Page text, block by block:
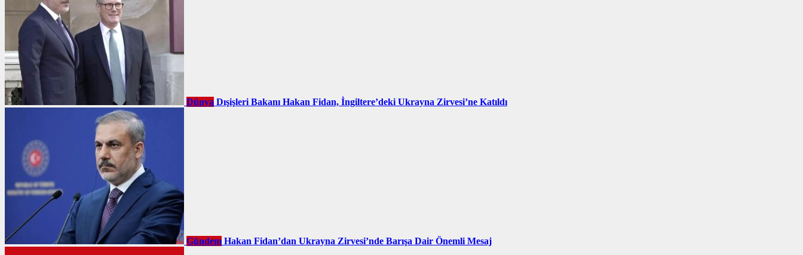
Dünya Dışişleri Bakanı Hakan Fidan, İngiltere’deki Ukrayna Zirvesi’ne Katıldı
Gündem Hakan Fidan’dan Ukrayna Zirvesi’nde Barışa Dair Önemli Mesaj